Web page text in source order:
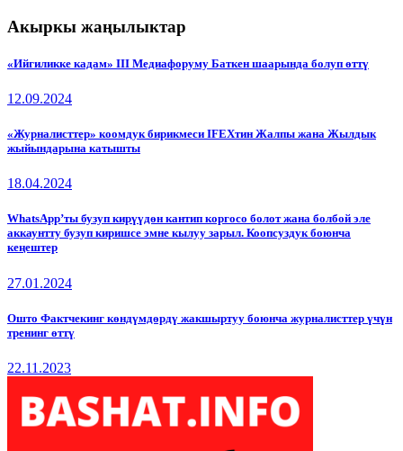
Акыркы жаңылыктар
«Ийгиликке кадам» III Медиафоруму Баткен шаарында болуп өттү
12.09.2024
«Журналисттер» коомдук бирикмеси IFEXтин Жалпы жана Жылдык
жыйындарына катышты
18.04.2024
WhatsApp’ты бузуп кирүүдөн кантип коргосо болот жана болбой эле
аккаунтту бузуп киришсе эмне кылуу зарыл. Коопсуздук боюнча
кеңештер
27.01.2024
Ошто Фактчекинг көндүмдөрдү жакшыртуу боюнча журналисттер үчүн
тренинг өттү
22.11.2023